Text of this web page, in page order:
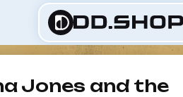
Jones and the